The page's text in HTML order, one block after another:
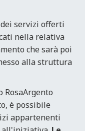
servizi offerti
nella relativa
che sarà poi
alla struttura
è possibile
appartenenti